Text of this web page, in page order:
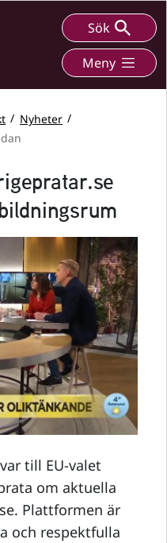
Sök
Meny
Nyheter
till EU-valet
om aktuella
Plattformen är
och respektfulla